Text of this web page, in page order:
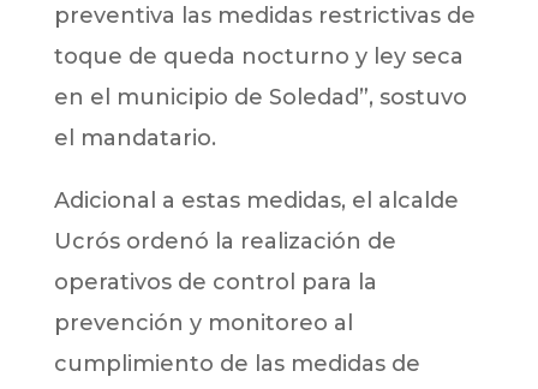
preventiva las medidas restrictivas de
toque de queda nocturno y ley seca
en el municipio de Soledad”, sostuvo
el mandatario.
Adicional a estas medidas, el alcalde
Ucrós ordenó la realización de
operativos de control para la
prevención y monitoreo al
cumplimiento de las medidas de